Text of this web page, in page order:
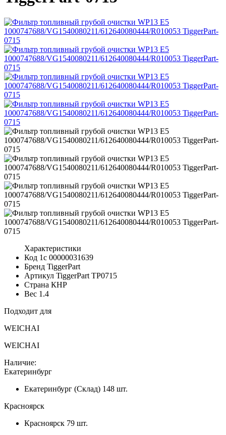
Характеристики
Код 1с 00000031639
Бренд TiggerPart
Артикул TiggerPart TP0715
Страна КНР
Вес 1.4
Подходит для
WEICHAI
WEICHAI
Наличие:
Екатеринбург
Екатеринбург (Склад) 148 шт.
Красноярск
Красноярск 79 шт.